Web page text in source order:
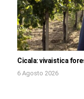
Cicala: vivaistica
6 Agosto 2026